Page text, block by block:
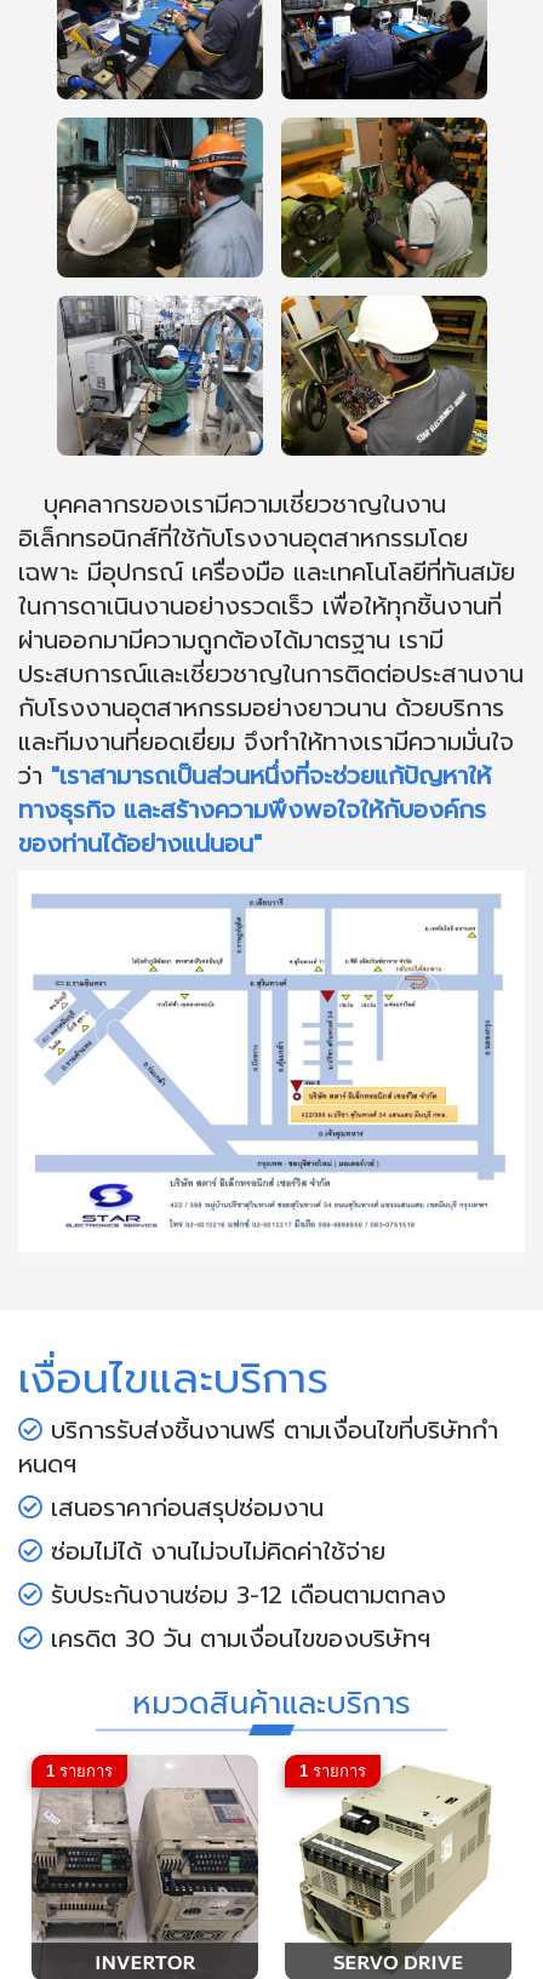
บุคคลากรของเรามีความเชี่ยวชาญในงาน
อิเล็กทรอนิกส์ที่ใช้กับโรงงานอุตสาหกรรมโดย
เฉพาะ มีอุปกรณ์ เครื่องมือ และเทคโนโลยีที่ทันสมัย
ในการดาเนินงานอย่างรวดเร็ว เพื่อให้ทุกชิ้นงานที่
ผ่านออกมามีความถูกต้องได้มาตรฐาน เรามี
ประสบการณ์และเชี่ยวชาญในการติดต่อประสานงาน
กับโรงงานอุตสาหกรรมอย่างยาวนาน ด้วยบริการ
และทีมงานที่ยอดเยี่ยม จึงทำให้ทางเรามีความมั่นใจ
ว่า "เราสามารถเป็นส่วนหนึ่งที่จะช่วยแก้ปัญหาให้
ทางธุรกิจ และสร้างความพึงพอใจให้กับองค์กร
ของท่านได้อย่างแน่นอน"
เงื่อนไขและบริการ
บริการรับส่งชิ้นงานฟรี ตามเงื่อนไขที่บริษัทกำ
หนดฯ
เสนอราคาก่อนสรุปซ่อมงาน
ซ่อมไม่ได้ งานไม่จบไม่คิดค่าใช้จ่าย
รับประกันงานซ่อม 3-12 เดือนตามตกลง
เครดิต 30 วัน ตามเงื่อนไขของบริษัทฯ
หมวดสินค้าและบริการ
1 รายการ 1 รายการ